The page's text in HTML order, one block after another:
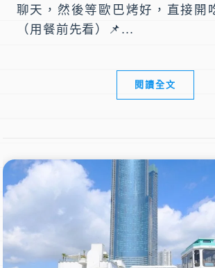
聊天，然後等歐巴烤好，直接開
（用餐前先看）📌...
閱讀全文